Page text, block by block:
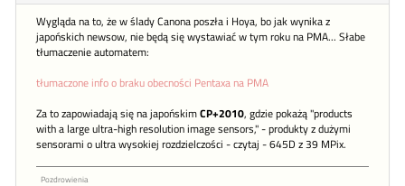
Wygląda na to, że w ślady Canona poszła i Hoya, bo jak wynika z
japońskich newsow, nie będą się wystawiać w tym roku na PMA... Słabe
tłumaczenie automatem:
tłumaczone info o braku obecności Pentaxa na PMA
Za to zapowiadają się na japońskimCP+2010, gdzie pokażą "products
with a large ultra-high resolution image sensors," - produkty z dużymi
sensorami o ultra wysokiej rozdzielczości - czytaj - 645D z 39 MPix.
Pozdrowienia